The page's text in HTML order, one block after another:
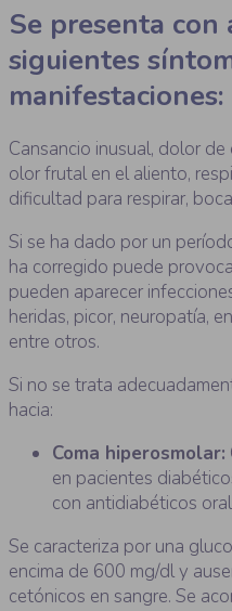
Se presenta
siguientes
manifestaciones:
Cansancio inusual, dolor
olor frutal en el aliento,
dificultad para respirar,
Si se ha dado por un
ha corregido puede
pueden aparecer
heridas, picor, neuropatía,
entre otros.
Si no se trata
hacia:
Coma hiperosmolar:
en pacientes
con antidiabéticos
Se caracteriza por una
encima de 600 mg/dl y
cetónicos en sangre. Se